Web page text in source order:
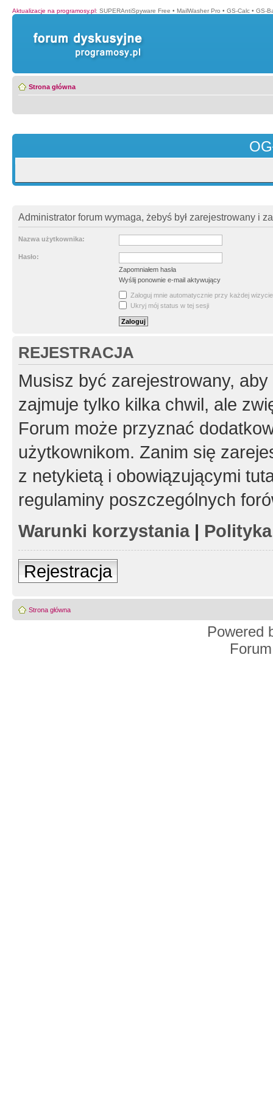
Aktualizacje na programosy.pl: SUPERAntiSpyware Free • MailWasher Pro • GS-Calc • GS-
Strona główna
Administrator forum wymaga, żebyś był zarejestrowany i
Nazwa użytkownika:
Hasło:
Zapomniałem hasła
Wyślij ponownie e-mail aktywujący
Zaloguj mnie automatycznie przy każdej wizycie
Ukryj mój status w tej sesji
REJESTRACJA
Musisz być zarejestrowany,
zajmuje tylko kilka chwil, ale
Forum może przyznać
użytkownikom. Zanim się
z netykietą i obowiązującymi
regulaminy poszczególnych
Warunki korzystania|
Rejestracja
Strona główna
Powered